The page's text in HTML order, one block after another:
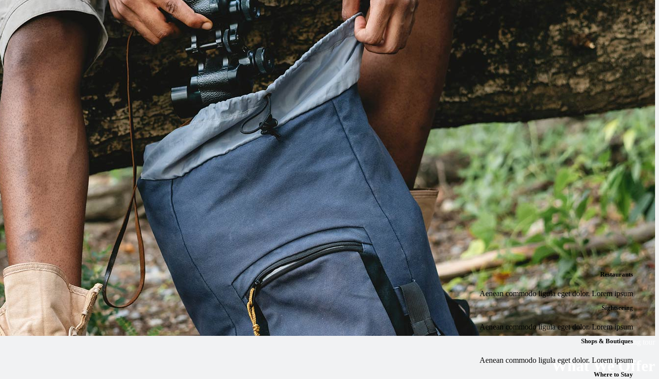
Amazing tour
What We Offer
Restaurants
Aenean commodo ligula eget dolor. Lorem ipsum
Sightseeing
Aenean commodo ligula eget dolor. Lorem ipsum
Shops & Boutiques
Aenean commodo ligula eget dolor. Lorem ipsum
Where to Stay